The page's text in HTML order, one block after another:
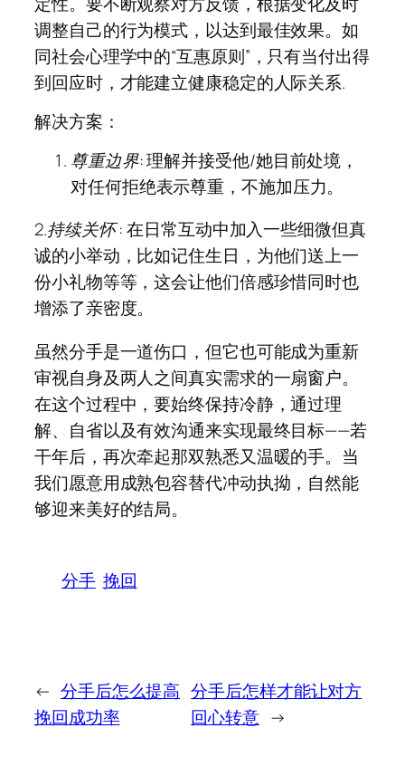
调整自己的行为模式，以达到最佳效果。如
同社会心理学中的“互惠原则”，只有当付出得
到回应时，才能建立健康稳定的人际关系.
解决方案：
尊重边界: 理解并接受他/她目前处境，
对任何拒绝表示尊重，不施加压力。
2.持续关怀: 在日常互动中加入一些细微但真
诚的小举动，比如记住生日，为他们送上一
份小礼物等等，这会让他们倍感珍惜同时也
增添了亲密度。
虽然分手是一道伤口，但它也可能成为重新
审视自身及两人之间真实需求的一扇窗户。
在这个过程中，要始终保持冷静，通过理
解、自省以及有效沟通来实现最终目标——若
干年后，再次牵起那双熟悉又温暖的手。当
我们愿意用成熟包容替代冲动执拗，自然能
够迎来美好的结局。
分手 挽回
← 分手后怎么提高
挽回成功率
分手后怎样才能让对方
回心转意 →